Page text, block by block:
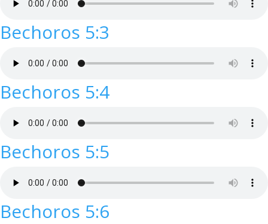
Bechoros 5:3
Bechoros 5:4
Bechoros 5:5
Bechoros 5:6